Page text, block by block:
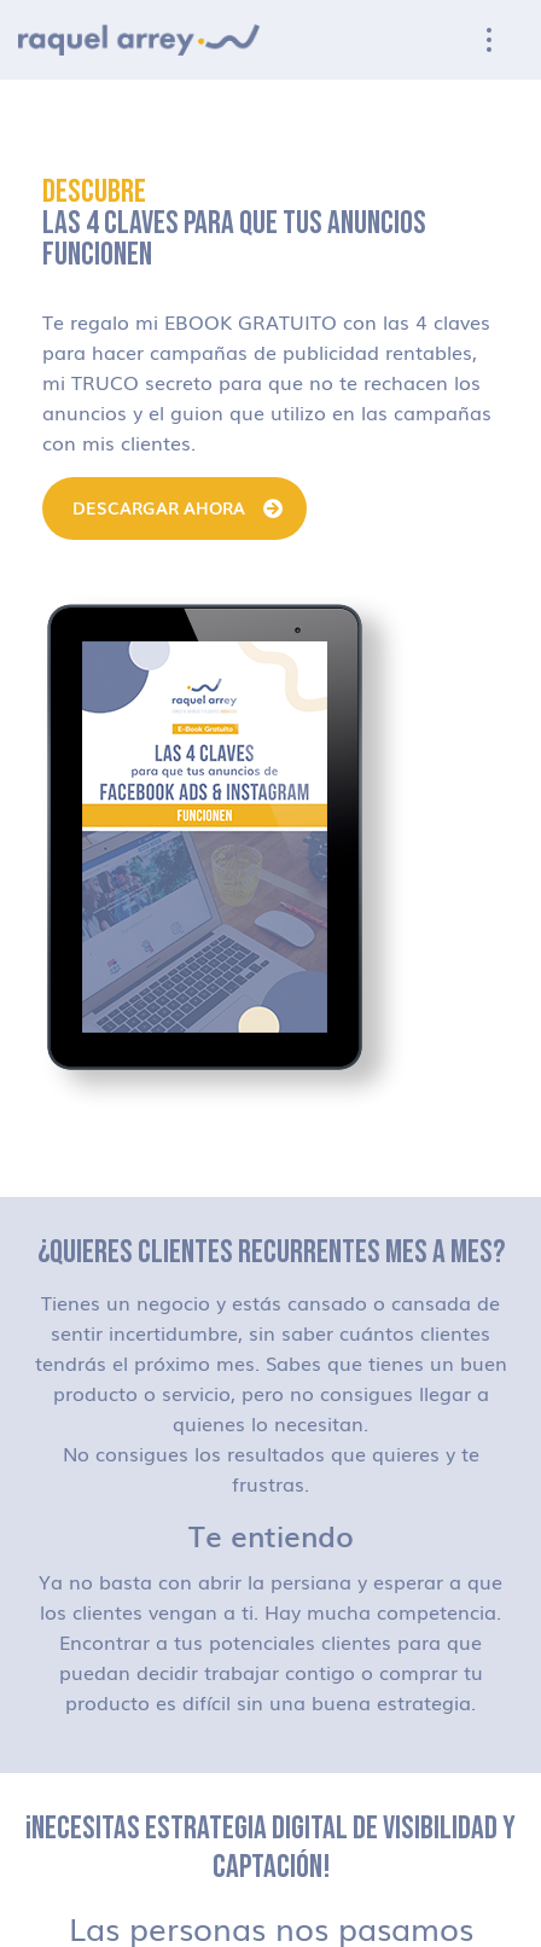
DESCUBRE
LAS 4 CLAVES PARA QUE TUS ANUNCIOS
FUNCIONEN
Te regalo mi EBOOK GRATUITO con las 4 claves
para hacer campañas de publicidad rentables,
mi TRUCO secreto para que no te rechacen los
anuncios y el guion que utilizo en las campañas
con mis clientes.
DESCARGAR AHORA
¿QUIERES CLIENTES RECURRENTES MES A MES?
Tienes un negocio y estás cansado o cansada de
sentir incertidumbre, sin saber cuántos clientes
tendrás el próximo mes. Sabes que tienes un buen
producto o servicio, pero no consigues llegar a
quienes lo necesitan.
No consigues los resultados que quieres y te
frustras.
Te entiendo
Ya no basta con abrir la persiana y esperar a que
los clientes vengan a ti. Hay mucha competencia.
Encontrar a tus potenciales clientes para que
puedan decidir trabajar contigo o comprar tu
producto es difícil sin una buena estrategia.
¡NECESITAS ESTRATEGIA DIGITAL DE VISIBILIDAD Y
CAPTACIÓN!
Las personas nos pasamos